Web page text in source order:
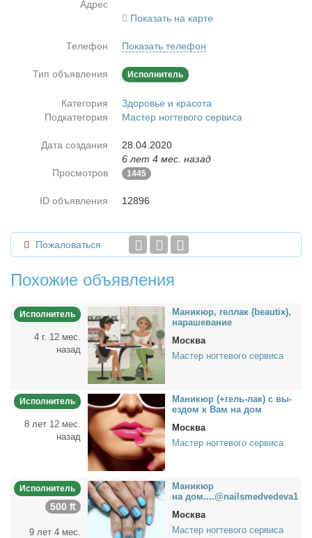
Адрес
Показать на карте
Телефон Показать телефон
Тип объявления Исполнитель
Категория
Здоровье и красота
Подкатегория
Мастер ногтевого сервиса
Дата создания
28.04.2020
6 лет 4 мес. назад
Просмотров
1445
ID объявления 12896
Пожаловаться
Похожие объявления
Исполнитель
4 г. 12 мес.
назад
Ма­ни­кюр, гел­лак (beautix),
на­ра­ше­ва­ние
Москва
Мастер ногтевого сервиса
Исполнитель
8 лет 12 мес.
назад
Ма­ни­кюр (+гель-лак) с вы­
ез­дом к Вам на дом
Москва
Мастер ногтевого сервиса
Исполнитель
500 ₶
9 лет 4 мес.
Ма­ни­кюр
на дом....@nailsmedvedeva1
Москва
Мастер ногтевого сервиса